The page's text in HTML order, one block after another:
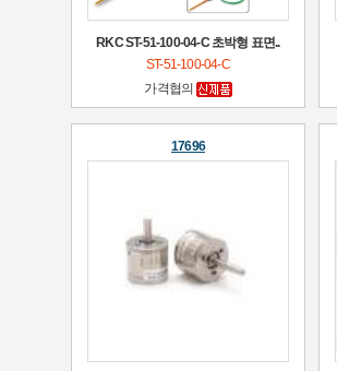
RKC ST-51-100-04-C 초박형 표면..
ST-51-100-04-C
가격협의
17696